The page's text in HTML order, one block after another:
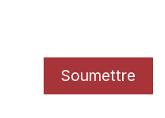
Soumettre